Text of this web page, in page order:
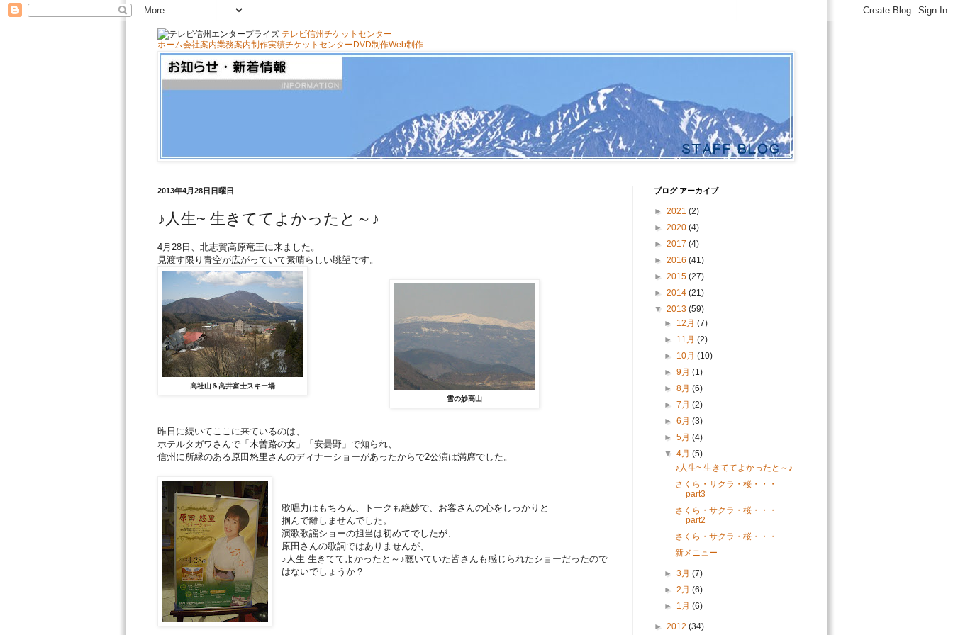
テレビ信州チケットセンター
ホーム会社案内業務案内制作実績チケットセンター DVD制作Web制作
2013年4月28日日曜日
♪人生~ 生きててよかったと～♪
4月28日、北志賀高原竜王に来ました。
見渡す限り青空が広がっていて素晴らしい眺望です。
高社山＆高井富士スキー場
雪の妙高山
昨日に続いてここに来ているのは、
ホテルタガワさんで「木曽路の女」「安曇野」で知られ、
信州に所縁のある原田悠里さんのディナーショーがあったからで2公演は満席でした。
歌唱力はもちろん、トークも絶妙で、お客さんの心をしっかりと
掴んで離しませんでした。
演歌歌謡ショーの担当は初めてでしたが、
原田さんの歌詞ではありませんが、
♪人生 生きててよかったと～♪聴いていた皆さんも感じられたショーだったので
はないでしょうか？
ブログ アーカイブ
► 2021 (2)
► 2020 (4)
► 2017 (4)
► 2016 (41)
► 2015 (27)
► 2014 (21)
▼ 2013 (59)
► 12月(7)
► 11月(2)
► 10月(10)
►9月(1)
►8月(6)
►7月(2)
►6月(3)
►5月(4)
▼4月(5)
♪人生~ 生きててよかったと～♪
さくら・サクラ・桜・・・
part3
さくら・サクラ・桜・・・
part2
さくら・サクラ・桜・・・
新メニュー
►3月(7)
►2月(6)
► 1月(6)
► 2012 (34)